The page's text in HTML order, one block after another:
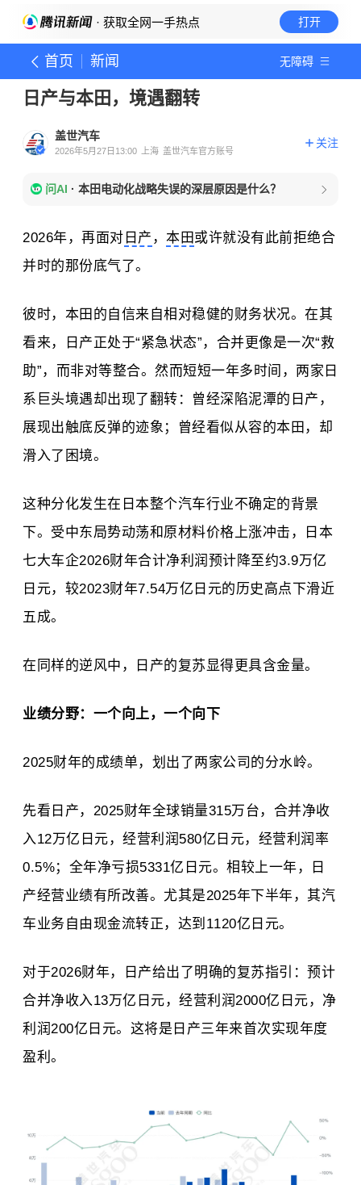
· 获取全网一手热点 打开
首页 新闻 无障碍
日产与本田，境遇翻转
盖世汽车
2026年5月27日13:00 上海 盖世汽车官方账号
关注
问AI · 本田电动化战略失误的深层原因是什么？
2026年，再面对 日产 ， 本田或许就没有此前拒绝合
并时的那份底气了。
彼时，本田的自信来自相对稳健的财务状况。在其
看来，日产正处于“紧急状态”，合并更像是一次“救
助”，而非对等整合。然而短短一年多时间，两家日
系巨头境遇却出现了翻转：曾经深陷泥潭的日产，
展现出触底反弹的迹象；曾经看似从容的本田，却
滑入了困境。
这种分化发生在日本整个汽车行业不确定的背景
下。受中东局势动荡和原材料价格上涨冲击，日本
七大车企2026财年合计净利润预计降至约3.9万亿
日元，较2023财年7.54万亿日元的历史高点下滑近
五成。
在同样的逆风中，日产的复苏显得更具含金量。
业绩分野：一个向上，一个向下
2025财年的成绩单，划出了两家公司的分水岭。
先看日产，2025财年全球销量315万台，合并净收
入12万亿日元，经营利润580亿日元，经营利润率
0.5%；全年净亏损5331亿日元。相较上一年，日
产经营业绩有所改善。尤其是2025年下半年，其汽
车业务自由现金流转正，达到1120亿日元。
对于2026财年，日产给出了明确的复苏指引：预计
合并净收入13万亿日元，经营利润2000亿日元，净
利润200亿日元。这将是日产三年来首次实现年度
盈利。